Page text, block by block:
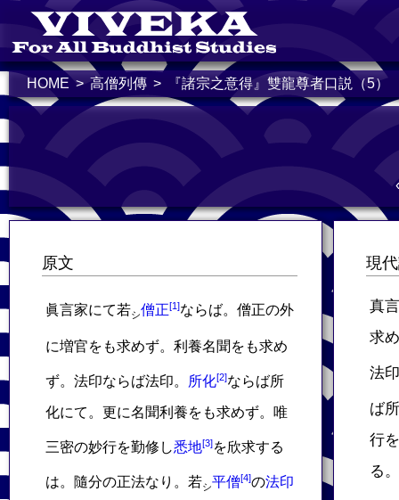
HOME 高僧列傳 『諸宗之意得』雙龍尊者口説（5）
原文
眞言家にて若シ僧正 ならば。僧正の外
に増官をも求めず。利養名聞をも求め
ず。法印ならば法印。 所化 ならば所
化にて。更に名聞利養をも求めず。唯
三密の妙行を勤修し悉地 を欣求する
は。隨分の正法なり。若シ平僧 の法印
現
真
求
法
ば
行
る